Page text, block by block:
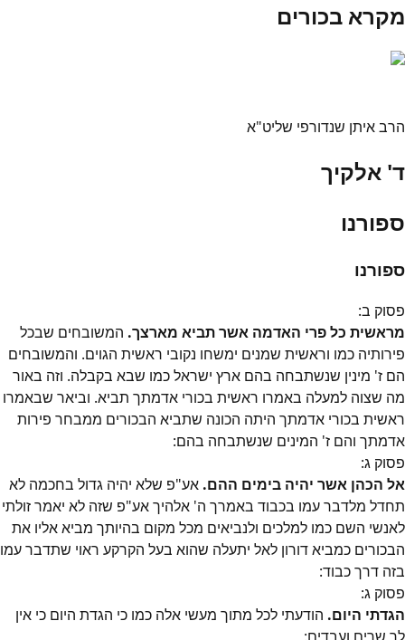
מקרא בכורים
הרב איתן שנדורפי שליט"א
ד' אלקיך
ספורנו
ספורנו
פסוק ב:
מראשית כל פרי האדמה אשר תביא מארצך. המשובחים שבכל
פירותיה כמו וראשית שמנים ימשחו נקובי ראשית הגוים. והמשובחים
הם ז' מינין שנשתבחה בהם ארץ ישראל כמו שבא בקבלה. וזה באור
מה שצוה למעלה באמרו ראשית בכורי אדמתך תביא. וביאר שבאמרו
ראשית בכורי אדמתך היתה הכונה שתביא הבכורים ממבחר פירות
אדמתך והם ז' המינים שנשתבחה בהם:
פסוק ג:
אל הכהן אשר יהיה בימים ההם. אע"פ שלא יהיה גדול בחכמה לא
תחדל מלדבר עמו בכבוד באמרך ה' אלהיך אע"פ שזה לא יאמר זולתי
לאנשי השם כמו למלכים ולנביאים מכל מקום בהיותך מביא אליו את
הבכורים כמביא דורון לאל יתעלה שהוא בעל הקרקע ראוי שתדבר עמו
בזה דרך כבוד:
פסוק ג:
הגדתי היום. הודעתי לכל מתוך מעשי אלה כמו כי הגדת היום כי אין